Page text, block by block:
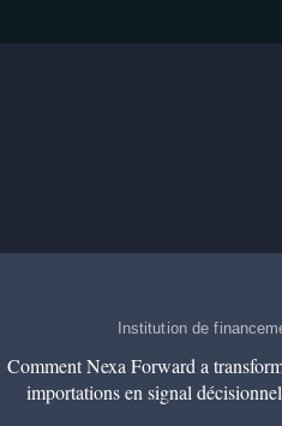
Institution de
Comment Nexa Forward a
importations en signal